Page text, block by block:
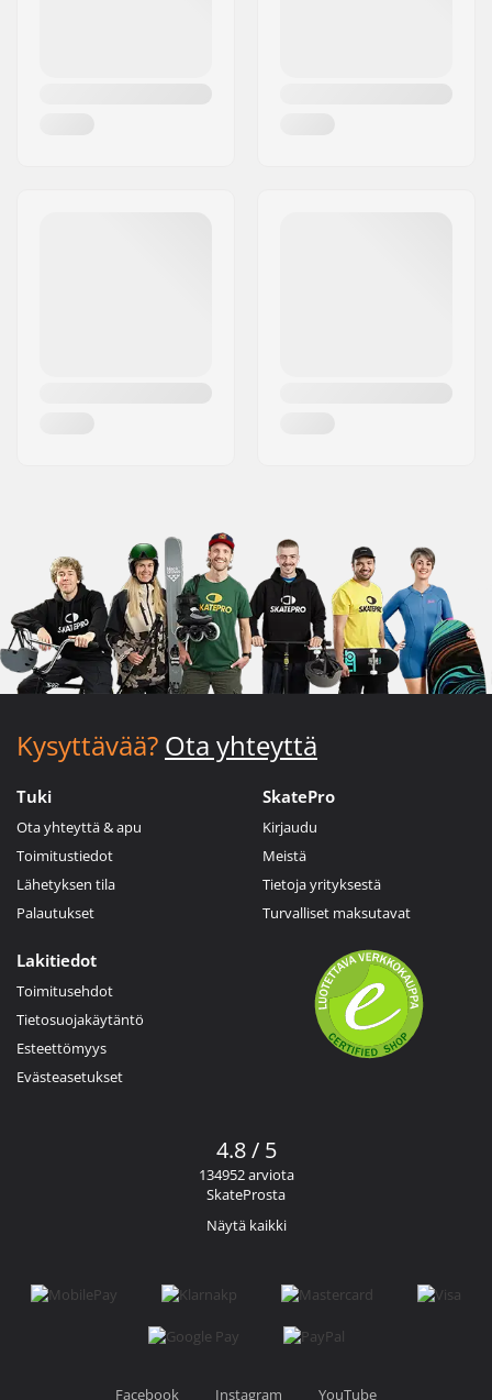
Kysyttävää? Ota yhteyttä
Tuki
Ota yhteyttä & apu
Toimitustiedot
Lähetyksen tila
Palautukset
SkatePro
Kirjaudu
Meistä
Tietoja yrityksestä
Turvalliset maksutavat
Lakitiedot
Toimitusehdot
Tietosuojakäytäntö
Esteettömyys
Evästeasetukset
4.8 / 5
134952 arviota
SkateProsta
Näytä kaikki
Facebook Instagram YouTube